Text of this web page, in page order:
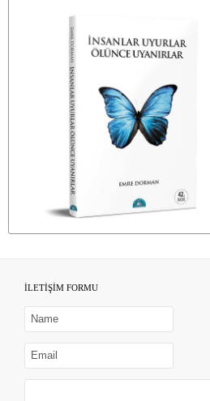
İLETİŞİM FORMU